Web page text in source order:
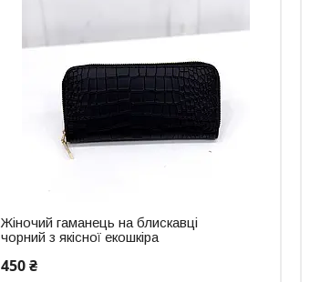
Жіночий гаманець на блискавці
чорний з якісної екошкіра
450 ₴